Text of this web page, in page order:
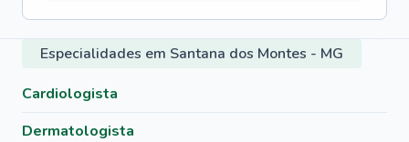
Especialidades em Santana dos Montes - MG
Cardiologista
Dermatologista